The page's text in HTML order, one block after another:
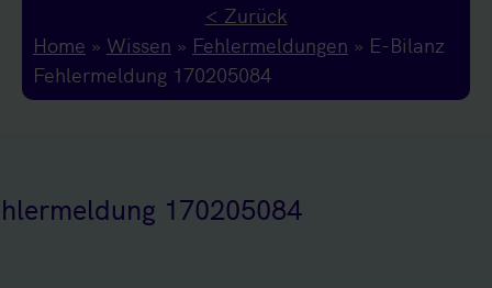
< Zurück
Home » Wissen » Fehlermeldungen » E-Bilanz
Fehlermeldung 170205084
170205084